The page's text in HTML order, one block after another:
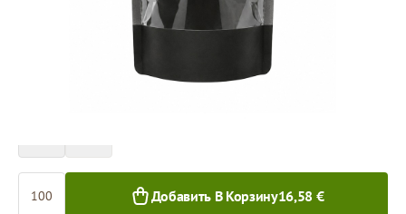
1 000+ шт.
Добавить В Корзину16,58 €